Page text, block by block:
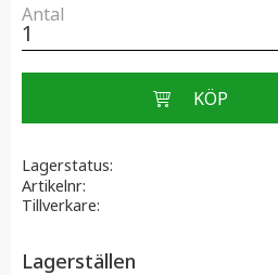
Antal
Lagerstatus
Artikelnr
Tillverkare
Lagerställen